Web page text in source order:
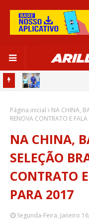
SALVADOR
Página inicial
NA CHINA,
RENOVA CONTRATO E
NA CHINA,
SELEÇÃO
CONTRATO
PARA 2017
Segunda-Feira, Janeiro